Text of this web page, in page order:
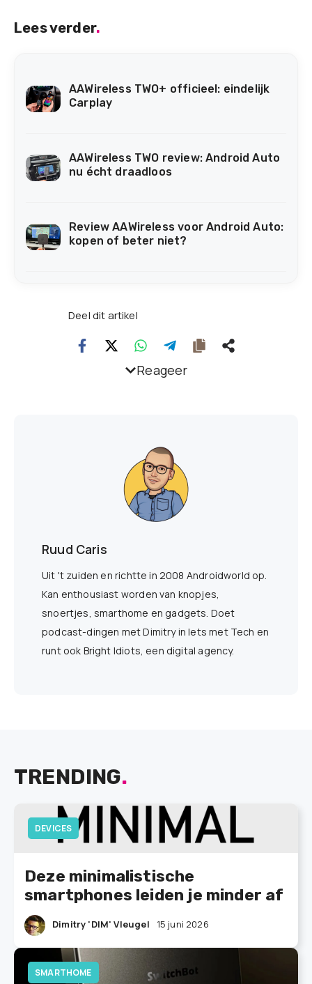
Lees verder.
AAWireless TWO+ officieel: eindelijk
Carplay
AAWireless TWO review: Android Auto
nu écht draadloos
Review AAWireless voor Android Auto:
kopen of beter niet?
Deel dit artikel
Reageer
Ruud Caris
Uit 't zuiden en richtte in 2008 Androidworld op.
Kan enthousiast worden van knopjes,
snoertjes, smarthome en gadgets. Doet
podcast-dingen met Dimitry in Iets met Tech en
runt ook Bright Idiots, een digital agency.
TRENDING.
DEVICES
Deze minimalistische
smartphones leiden je minder af
Dimitry 'DIM' Vleugel 15 juni 2026
SMARTHOME